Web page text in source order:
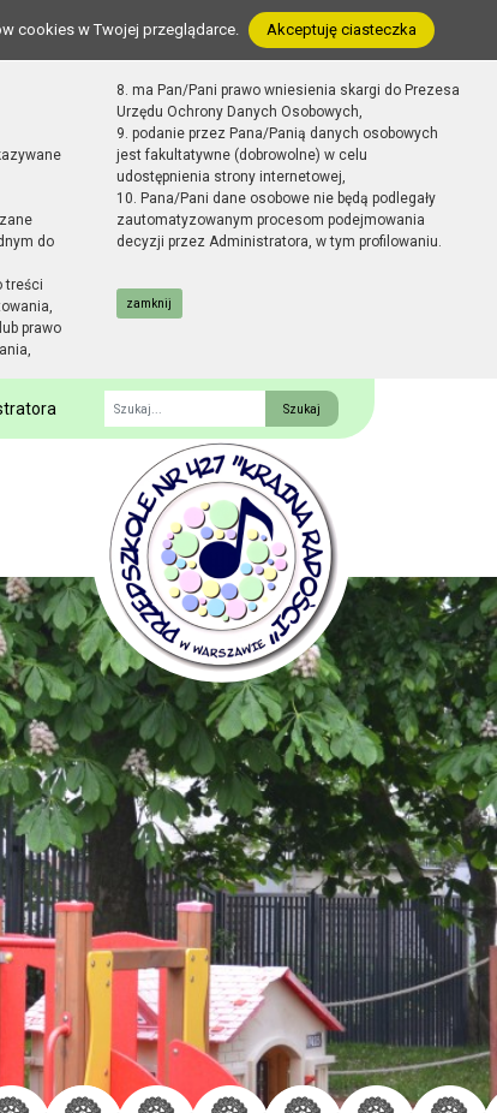
cookies w Twojej przeglądarce. Akceptuję ciasteczka
do
treści
prawo
8. ma Pan/Pani prawo wniesienia skargi do Prezesa
Urzędu Ochrony Danych Osobowych,
9. podanie przez Pana/Panią danych osobowych
jest fakultatywne (dobrowolne) w celu
udostępnienia strony internetowej,
10. Pana/Pani dane osobowe nie będą podlegały
zautomatyzowanym procesom podejmowania
decyzji przez Administratora, w tym profilowaniu.
zamknij
Fraza